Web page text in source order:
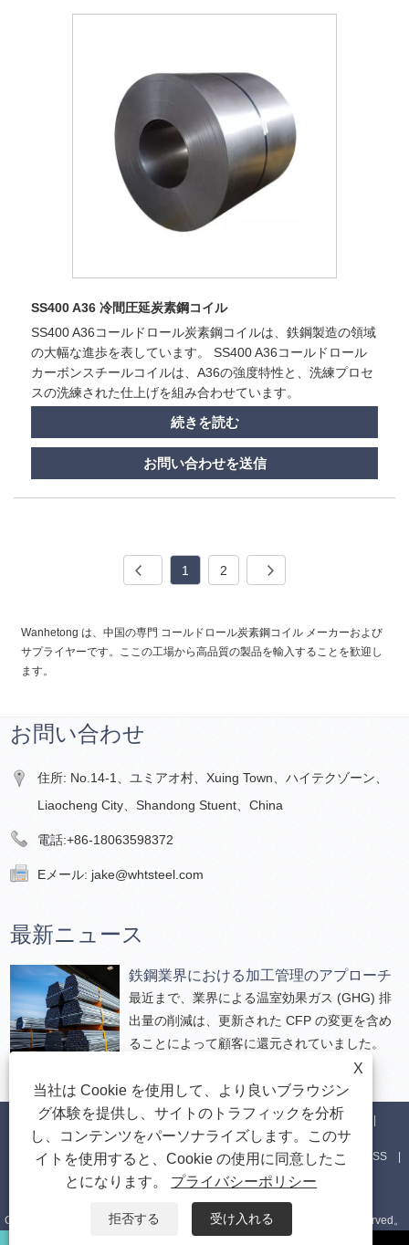
SS400 A36 冷間圧延炭素鋼コイル
SS400 A36コールドロール炭素鋼コイルは、鉄鋼製造の領域
の大幅な進歩を表しています。 SS400 A36コールドロール
カーボンスチールコイルは、A36の強度特性と、洗練プロセ
スの洗練された仕上げを組み合わせています。
続きを読む
お問い合わせを送信
1 2
Wanhetong は、中国の専門 コールドロール炭素鋼コイル メーカーおよび
サプライヤーです。ここの工場から高品質の製品を輸入することを歓迎し
ます。
お問い合わせ
住所: No.14-1、ユミアオ村、Xuing Town、ハイテクゾーン、
Liaocheng City、Shandong Stuent、China
電話:+86-18063598372
Eメール: jake@whtsteel.com
最新ニュース
鉄鋼業界における加工管理のアプローチ
最近まで、業界による温室効果ガス (GHG) 排
出量の削減は、更新された CFP の変更を含め
ることによって顧客に還元されていました。
家 私たちについて 製品 ニュース ダウンロード
お問い合わせを送信 お問い合わせ リンク Sitemap RSS
XML Privacy Policy
Copyright©2024 Wanhetong Steel（Shandong）Co.、Ltd。All rights reserved。
X
当社は Cookie を使用して、より良いブラウジン
グ体験を提供し、サイトのトラフィックを分析
し、コンテンツをパーソナライズします。このサ
イトを使用すると、Cookie の使用に同意したこ
とになります。 プライバシーポリシー
拒否する 受け入れる